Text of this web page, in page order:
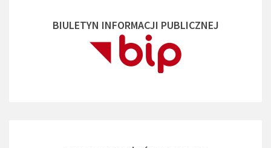
BIULETYN INFORMACJI PUBLICZNEJ